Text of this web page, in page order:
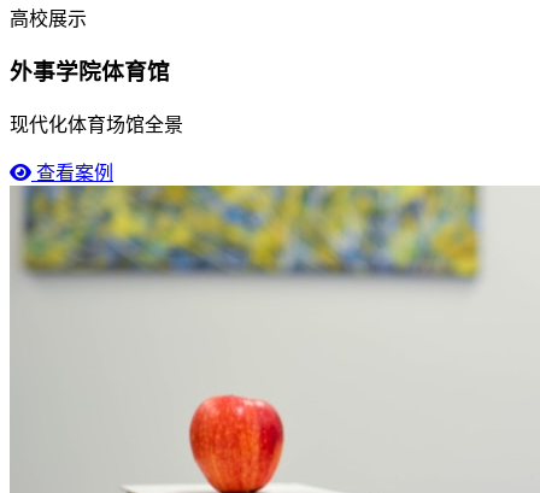
高校展示
外事学院体育馆
现代化体育场馆全景
查看案例